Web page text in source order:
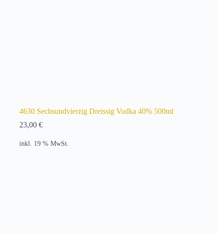
4630 Sechsundvierzig Dreissig Vodka 40% 500ml
23,00 €
inkl. 19 % MwSt.